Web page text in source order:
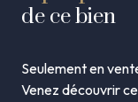
de ce bien
Seulementen
Venez découvrir